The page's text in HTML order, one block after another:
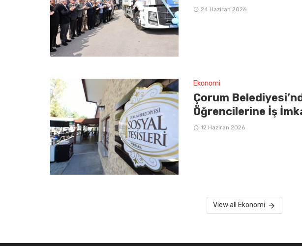
24 Haziran 2026
Ekonomi
Çorum
Öğrencilerine İş
12 Haziran 2026
View all Ekonomi